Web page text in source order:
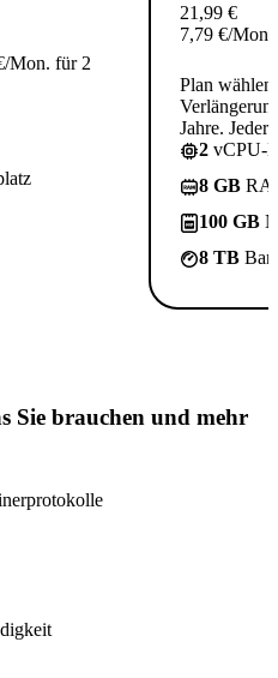
Mon. für 2
21,99 €
7,79 €/Mon.
Plan wählen
Jahre.
2 vCPU-
8 GB
100 GB
8 TB
Sie brauchen und mehr